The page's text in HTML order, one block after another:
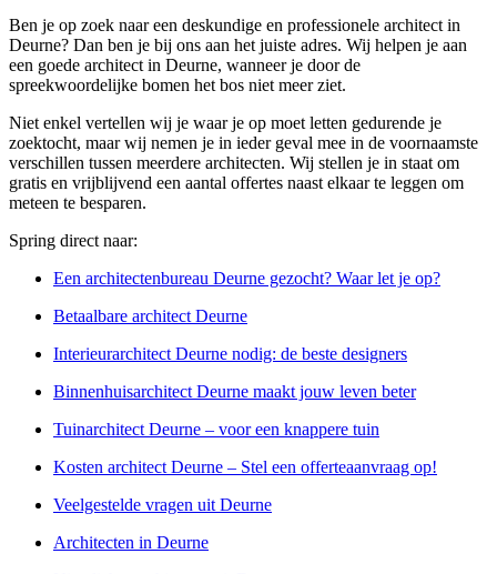
Ben je op zoek naar een deskundige en professionele architect in
Deurne? Dan ben je bij ons aan het juiste adres. Wij helpen je aan
een goede architect in Deurne, wanneer je door de
spreekwoordelijke bomen het bos niet meer ziet.
Niet enkel vertellen wij je waar je op moet letten gedurende je
zoektocht, maar wij nemen je in ieder geval mee in de voornaamste
verschillen tussen meerdere architecten. Wij stellen je in staat om
gratis en vrijblijvend een aantal offertes naast elkaar te leggen om
meteen te besparen.
Spring direct naar:
Een architectenbureau Deurne gezocht? Waar let je op?
Betaalbare architect Deurne
Interieurarchitect Deurne nodig: de beste designers
Binnenhuisarchitect Deurne maakt jouw leven beter
Tuinarchitect Deurne – voor een knappere tuin
Kosten architect Deurne – Stel een offerteaanvraag op!
Veelgestelde vragen uit Deurne
Architecten in Deurne